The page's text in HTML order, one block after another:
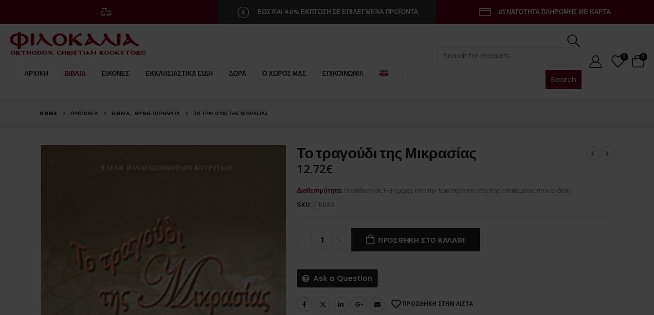
ΕΩΣ ΚΑΙ 40% ΕΚΠΤΩΣΗ ΣΕ ΕΠΙΛΕΓΜΕΝΑ ΠΡΟΪΟΝΤΑ ΔΥΝΑΤΟΤΗΤΑ ΠΛΗΡΩΜΗΣ ΜΕ ΚΑΡΤΑ
ΑΡΧΙΚΗ ΒΙΒΛΙΑ ΕΙΚΟΝΕΣ ΕΚΚΛΗΣΙΑΣΤΙΚΑ ΕΙΔΗ ΔΩΡΑ Ο ΧΩΡΟΣ ΜΑΣ ΕΠΙΚΟΙΝΩΝΙΑ
Search
0 0
HOME ΠΡΟΪΟΝΤΑ ΒΙΒΛΙΑ, ΜΥΘΙΣΤΟΡΉΜΑΤΑ ΤΟ ΤΡΑΓΟΎΔΙ ΤΗΣ ΜΙΚΡΑΣΊΑΣ
Το τραγούδι της Μικρασίας
12.72€
Διαθεσιμότητα: Παράδοση σε 1-3 ημέρες υπό την προϋπόθεση ύπαρξης αποθέματος στον εκδότη.
SKU: 1110080
ΠΡΟΣΘΗΚΗ ΣΤΟ ΚΑΛΑΘΙ
Ask a Question
ΠΡΟΣΘΗΚΗ ΣΤΗΝ ΛΙΣΤΑ